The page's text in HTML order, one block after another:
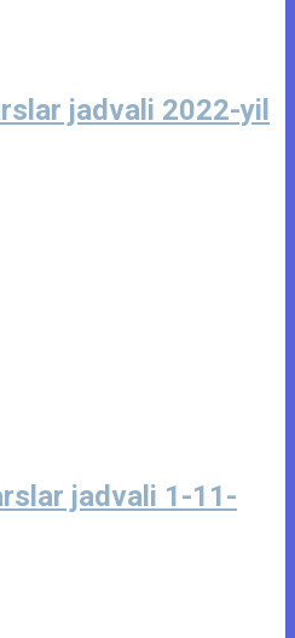
jadvali 2022-yil
jadvali 1-11-